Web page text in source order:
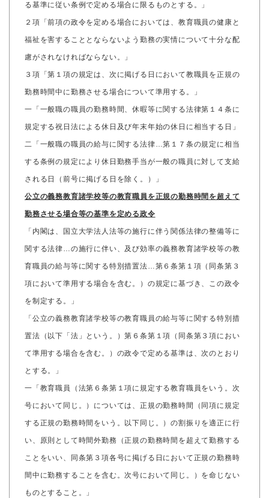
る基準に従い条例で定める場合に限るものとする。」
２項「前項の政令を定める場合においては、教育職員の健康と
福祉を害することとならないよう勤務の実情について十分な配
慮がされなければならない。」
３項「第１項の規定は、次に掲げる日において教職員を正規の
勤務時間中に勤務させる場合について準用する。」
一「一般職の職員の勤務時間、休暇等に関する法律第１４条に
規定する祝日法による休日及び年末年始の休日に相当する日」
二「一般職の職員の給与に関する法律…第１７条の規定に相当
する条例の規定により休日勤務手当が一般の職員に対して支給
される日（前号に掲げる日を除く。）」
公立の義務教育諸学校等の教育職員を正規の勤務時間を超えて
勤務させる場合等の基準を定める政令
「内閣は、国立大学法人法等の施行に伴う関係法律の整備等に
関する法律…の施行に伴い、及び効率の義務教育諸学校等の教
育職員の給与等に関する特別措置法…第６条第１項（同条第３
項において準用する場合を含む。）の規定に基づき、この政令
を制定する。」
「公立の義務教育諸学校等の教育職員の給与等に関する特別措
置法（以下「法」という。）第６条第１項（同条第３項におい
て準用する場合を含む。）の政令で定める基準は、次のとおり
とする。」
一「教育職員（法第６条第１項に規定する教育職員をいう。次
号において同じ。）については、正規の勤務時間（同項に規定
する正規の勤務時間をいう。以下同じ。）の割振りを適正に行
い、原則として時間外勤務（正規の勤務時間を超えて勤務する
ことをいい、同条第３項各号に掲げる日において正規の勤務時
間中に勤務することを含む。次号において同じ。）を命じない
ものとすること。」